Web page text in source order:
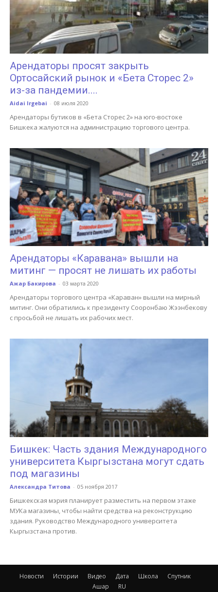
Арендаторы просят закрыть
Ортосайский рынок и «Бета Сторес 2»
из-за пандемии....
Aidai Irgebai - 08 июля 2020
Арендаторы бутиков в «Бета Сторес 2» на юго-востоке
Бишкека жалуются на администрацию торгового центра.
Арендаторы «Каравана» вышли на
митинг — просят не лишать их работы
Ажар Бакирова - 03 марта 2020
Арендаторы торгового центра «Караван» вышли на мирный
митинг. Они обратились к президенту Сооронбаю Жээнбекову
с просьбой не лишать их рабочих мест.
Бишкек: Часть здания Международного
университета Кыргызстана могут сдать
под магазины
Александра Титова - 05 ноября 2017
Бишкекская мэрия планирует разместить на первом этаже
МУКа магазины, чтобы найти средства на реконструкцию
здания. Руководство Международного университета
Кыргызстана против.
Новости Истории Видео Дата Школа
Спутник
Ашар
RU